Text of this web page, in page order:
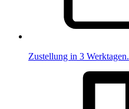
Zustellung in 3 Werktagen.